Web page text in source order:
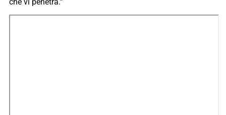
che vi penetra.”